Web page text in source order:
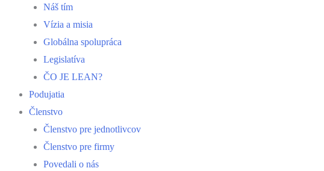
Náš tím
Vízia a misia
Globálna spolupráca
Legislatíva
ČO JE LEAN?
Podujatia
Členstvo
Členstvo pre jednotlivcov
Členstvo pre firmy
Povedali o nás